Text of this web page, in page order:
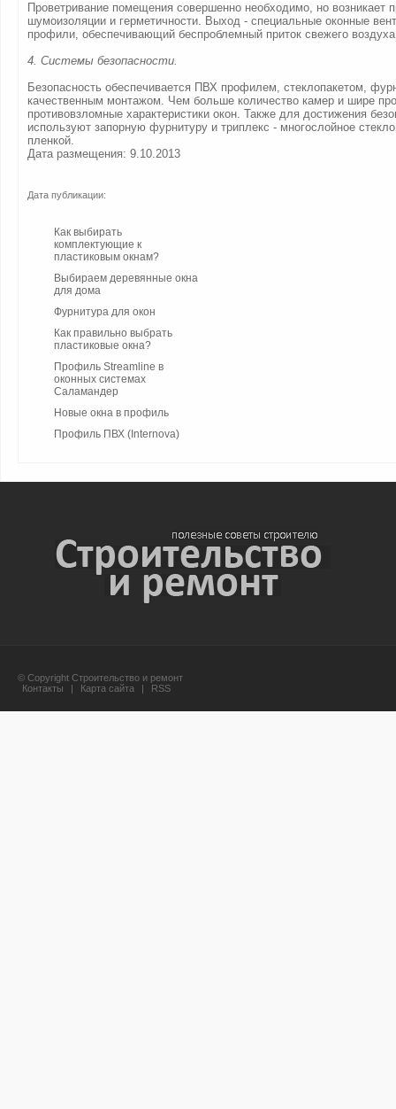
Проветривание помещения совершенно необходимо, но возникает
шумоизоляции и герметичности. Выход - специальные оконные
профили, обеспечивающий беспроблемный приток свежего
4. Системы безопасности.
Безопасность обеспечивается ПВХ профилем, стеклопакетом,
качественным монтажом. Чем больше количество камер и шире
противовзломные характеристики окон. Также для достижения
используют запорную фурнитуру и триплекс - многослойное
пленкой.
Дата размещения: 9.10.2013
Дата публикации:
Как выбирать
комплектующие к
пластиковым окнам?
Выбираем деревянные окна
для дома
Фурнитура для окон
Как правильно выбрать
пластиковые окна?
Профиль Streamline в
оконных системах
Cаламандер
Новые окна в профиль
Профиль ПВХ (Internova)
© Copyright Строительство и ремонт
Контакты
| Карта сайта | RSS